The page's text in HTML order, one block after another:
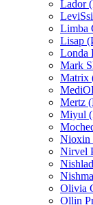
Lador
Limba
Lisap
Londa
Mark
Mertz
Miyul
Nirvel
Olivia
Ollin